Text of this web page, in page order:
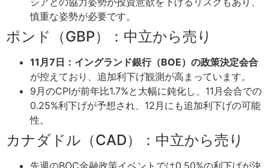
慎重な姿勢が必要です。
ポンド（GBP）：中立から売り
11月7日：イングランド銀行（BOE）の政策決定会合
が控えており、追加利下げ観測が高まっています。
9月のCPIが前年比1.7%と大幅に鈍化し、11月会合での
0.25%利下げが予想され、12月にも追加利下げの可能
性。
カナダドル（CAD）：中立から売り